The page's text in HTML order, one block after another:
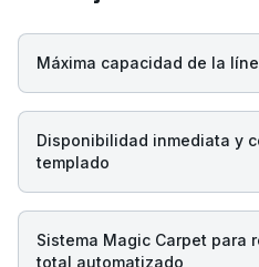
Máxima capacidad de la
Disponibilidad inmediata y
templado
Sistema Magic Carpet para
total automatizado